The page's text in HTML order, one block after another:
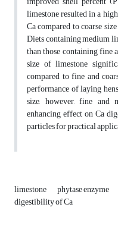
limestone resulted in a
Ca compared to coarse
Diets containing medium
than those containing fine
size of limestone
compared to fine and
performance of laying
size, however, fine and
enhancing effect on Ca
particles for practical
limestone phytase enzyme
digestibility of Ca